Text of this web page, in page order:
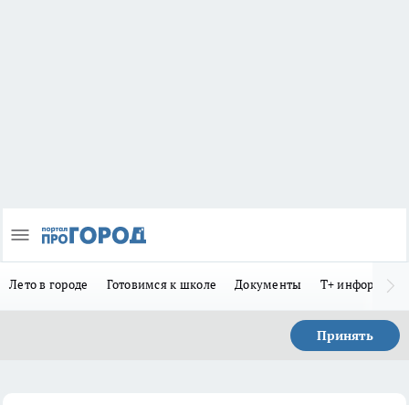
Лето в городе Готовимся к школе Документы Т+
Принять